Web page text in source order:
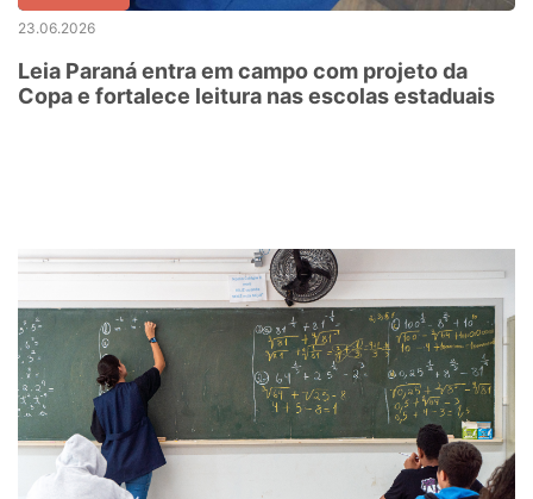
23.06.2026
Leia Paraná entra em campo com projeto da
Copa e fortalece leitura nas escolas estaduais